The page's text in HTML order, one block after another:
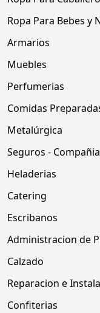
Ropa Para Bebes y
Armarios
Muebles
Perfumerias
Comidas
Metalúrgica
Seguros -
Heladerias
Catering
Escribanos
Administracion de
Calzado
Reparacion e
Confiterias